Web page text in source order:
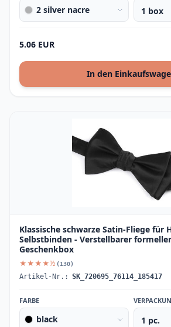
2 silver nacre
5.06 EUR
In den
Klassische schwarze Satin-Fliege für
Selbstbinden - Verstellbarer
Geschenkbox
★★★★½ (130)
Artikel-Nr.: SK_720695_76114_185417
FARBE
black